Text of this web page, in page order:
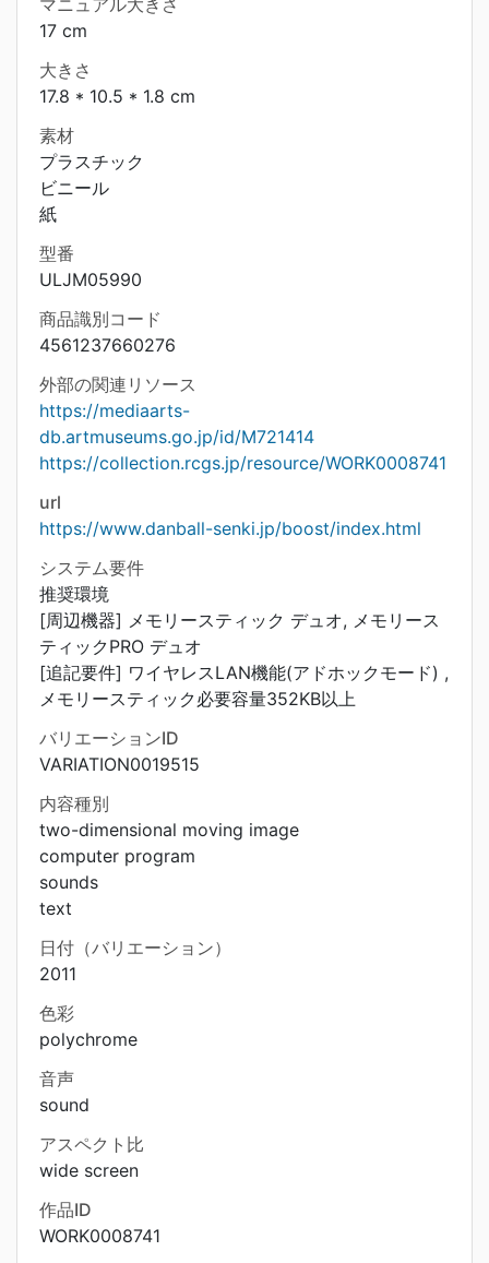
マニュアル大きさ
17 cm
大きさ
17.8 * 10.5 * 1.8 cm
素材
プラスチック
ビニール
紙
型番
ULJM05990
商品識別コード
4561237660276
外部の関連リソース
https://mediaarts-
db.artmuseums.go.jp/id/M721414
https://collection.rcgs.jp/resource/WORK0008741
url
https://www.danball-senki.jp/boost/index.html
システム要件
推奨環境
[周辺機器] メモリースティック デュオ, メモリース
ティックPRO デュオ
[追記要件] ワイヤレスLAN機能(アドホックモード) ,
メモリースティック必要容量352KB以上
バリエーションID
VARIATION0019515
内容種別
two-dimensional moving image
computer program
sounds
text
日付（バリエーション）
2011
色彩
polychrome
音声
sound
アスペクト比
wide screen
作品ID
WORK0008741